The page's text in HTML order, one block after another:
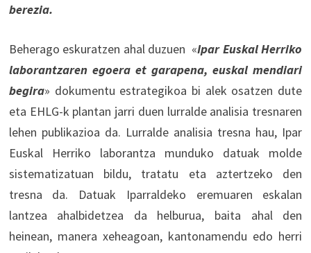
berezia.
Beherago eskuratzen ahal duzuen «Ipar Euskal Herriko
laborantzaren egoera et garapena, euskal mendiari
begira» dokumentu estrategikoa bi alek osatzen dute
eta EHLG-k plantan jarri duen lurralde analisia tresnaren
lehen publikazioa da. Lurralde analisia tresna hau, Ipar
Euskal Herriko laborantza munduko datuak molde
sistematizatuan bildu, tratatu eta aztertzeko den
tresna da. Datuak Iparraldeko eremuaren eskalan
lantzea ahalbidetzea da helburua, baita ahal den
heinean, manera xeheagoan, kantonamendu edo herri